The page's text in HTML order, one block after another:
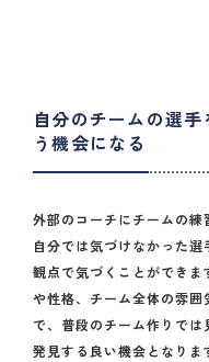
自分のチームの選
う機会になる
外部のコーチにチームの練
自分では気づけなかった
観点で気づくことができま
や性格、チーム全体の雰囲
で、普段のチーム作りで
発見する良い機会となり